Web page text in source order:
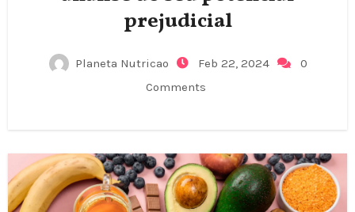
prejudicial
Planeta Nutricao Feb 22, 2024
0
Comments